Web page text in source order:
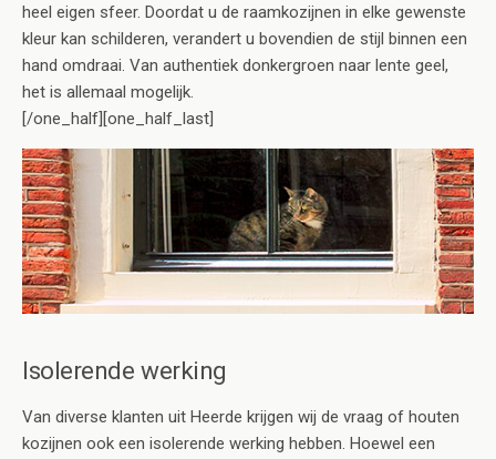
heel eigen sfeer. Doordat u de raamkozijnen in elke gewenste
kleur kan schilderen, verandert u bovendien de stijl binnen een
hand omdraai. Van authentiek donkergroen naar lente geel,
het is allemaal mogelijk.
[/one_half][one_half_last]
Isolerende werking
Van diverse klanten uit Heerde krijgen wij de vraag of houten
kozijnen ook een isolerende werking hebben. Hoewel een